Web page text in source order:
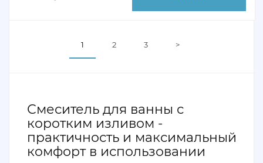
1 2 3 >
Смеситель для ванны с
коротким изливом -
практичность и максимальный
комфорт в использовании